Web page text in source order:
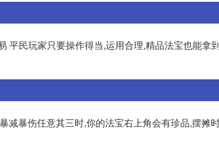
平民玩家只要操作得当,运用合理,精品法宝也能拿
减暴伤任意其三时,你的法宝右上角会有珍品,摆摊